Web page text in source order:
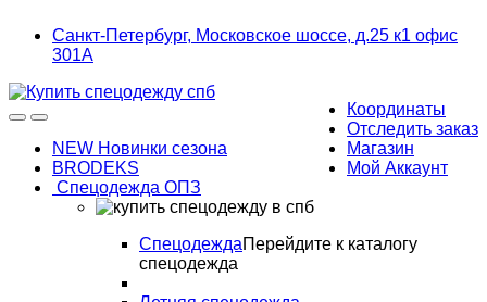
navigation
content
Санкт-Петербург, Московское шоссе, д.25 к1 офис
301А
Координаты
Отследить заказ
Магазин
Мой Аккаунт
NEW Новинки сезона
BRODEKS
Спецодежда ОПЗ
СпецодеждаПерейдите к каталогу
спецодежда